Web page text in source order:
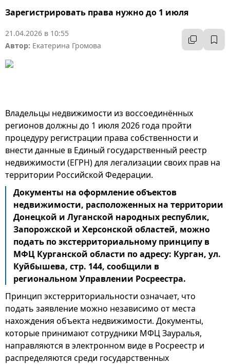
Зарегистрировать права нужно до 1 июля
21.04.2026 в 10:55
Автор: Екатерина Громова
Владельцы недвижимости из воссоединённых
регионов должны до 1 июля 2026 года пройти
процедуру регистрации права собственности и
внести данные в Единый государственный реестр
недвижимости (ЕГРН) для легализации своих прав на
территории Российской Федерации.
Документы на оформление объектов
недвижимости, расположенных на территории
Донецкой и Луганской народных республик,
Запорожской и Херсонской областей, можно
подать по экстерриториальному принципу в
МФЦ Курганской области по адресу: Курган, ул.
Куйбышева, стр. 144, сообщили в
региональном Управлении Росреестра.
Принцип экстерриториальности означает, что
подать заявление можно независимо от места
нахождения объекта недвижимости. Документы,
которые принимают сотрудники МФЦ Зауралья,
направляются в электронном виде в Росреестр и
распределяются среди государственных